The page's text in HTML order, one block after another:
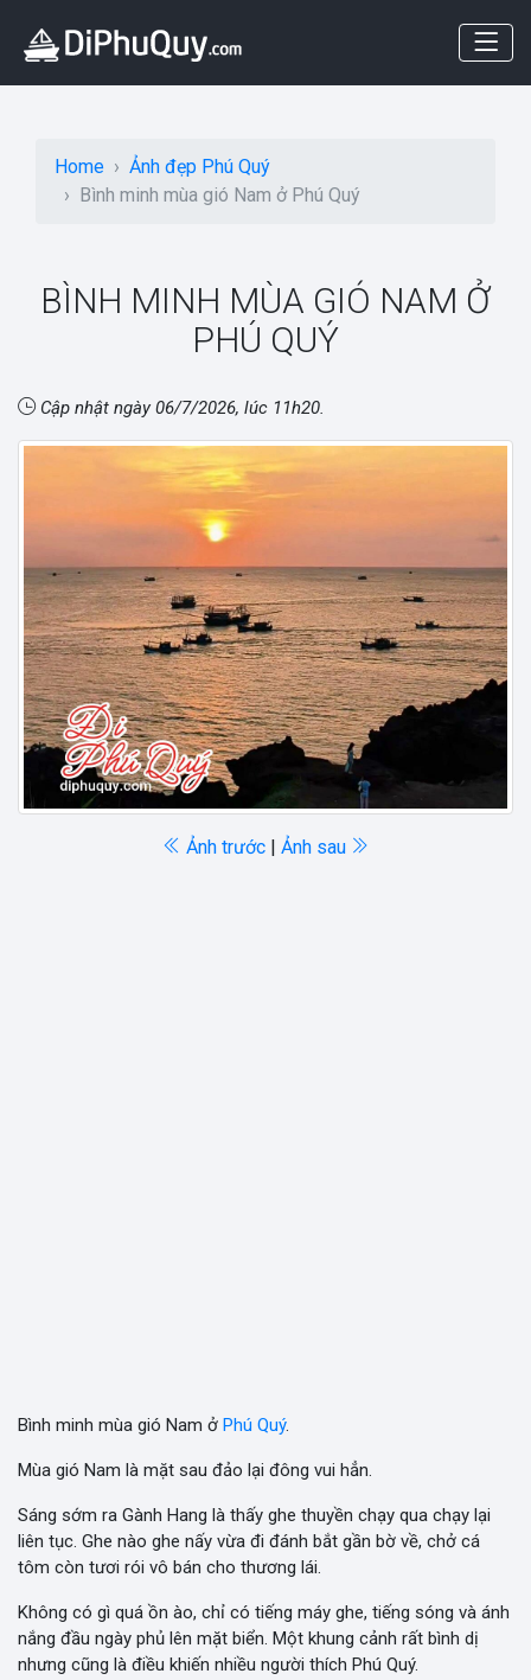
Home
Ảnh đẹp Phú Quý
Bình minh mùa gió Nam ở Phú Quý
BÌNH MINH MÙA GIÓ NAM Ở
PHÚ QUÝ
Cập nhật ngày06/7/2026, lúc 11h20.
Ảnh trước| Ảnh sau
Bình minh mùa gió Nam ở Phú Quý.
Mùa gió Nam là mặt sau đảo lại đông vui hẳn.
Sáng sớm ra Gành Hang là thấy ghe thuyền chạy qua chạy lại
liên tục. Ghe nào ghe nấy vừa đi đánh bắt gần bờ về, chở cá
tôm còn tươi rói vô bán cho thương lái.
Không có gì quá ồn ào, chỉ có tiếng máy ghe, tiếng sóng và ánh
nắng đầu ngày phủ lên mặt biển. Một khung cảnh rất bình dị
nhưng cũng là điều khiến nhiều người thích Phú Quý.